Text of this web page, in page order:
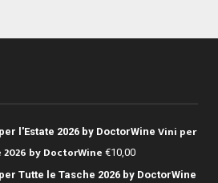
Vini per
by DoctorWine €10,00